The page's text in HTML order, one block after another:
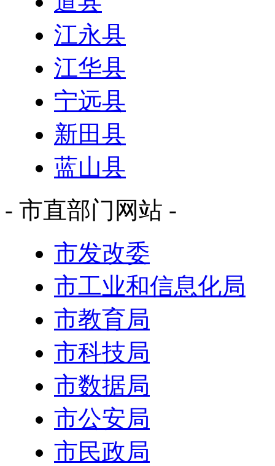
江永县
江华县
宁远县
新田县
蓝山县
- 市直部门网站 -
市发改委
市工业和信息化局
市教育局
市科技局
市数据局
市公安局
市民政局